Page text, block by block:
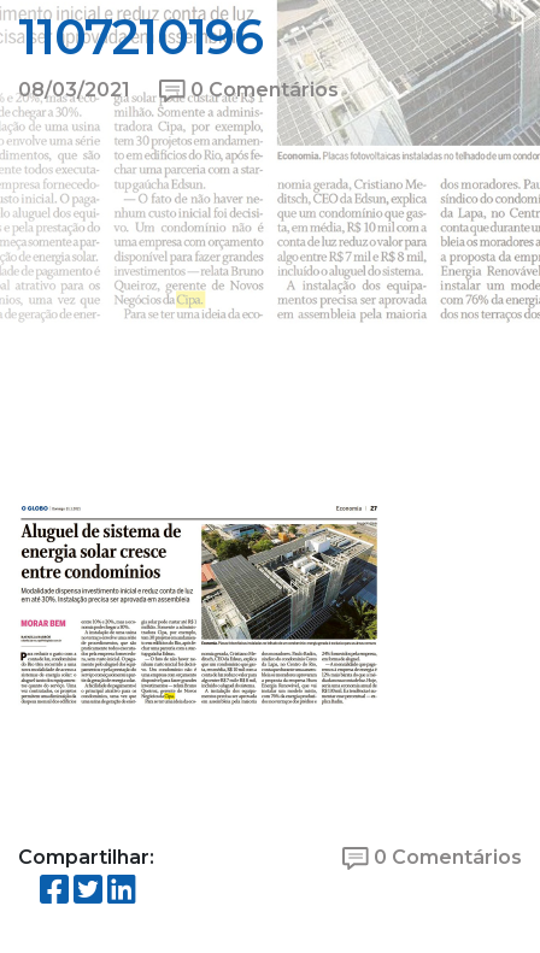
1107210196
08/03/2021 0 Comentários
Compartilhar: 0 Comentários